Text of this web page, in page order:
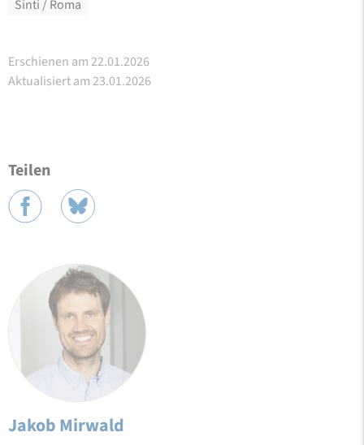
Sinti / Roma
Erschienen am 22.01.2026
Aktualisiert am 23.01.2026
Teilen
Jakob Mirwald